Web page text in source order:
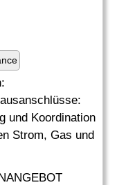
und Koordination
Strom, Gas und